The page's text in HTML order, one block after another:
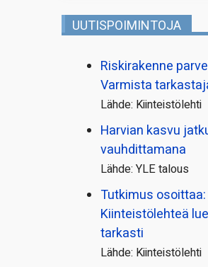
UUTISPOIMINTOJA
Riskirakenne
Varmista
Lähde: Kiinteistölehti
Harvian kasvu
vauhdittamana
Lähde: YLE talous
Tutkimus
Kiinteistölehteä
tarkasti
Lähde: Kiinteistölehti